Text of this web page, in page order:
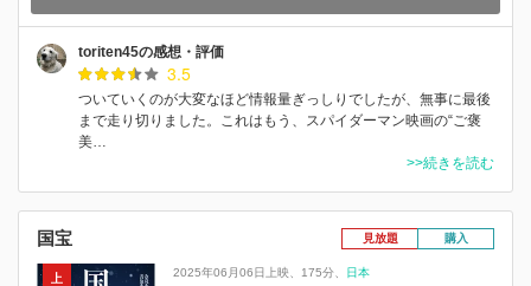
toriten45の感想・評価
3.5
ついていくのが大変なほど情報量ぎっしりでしたが、無事に最後
まで走り切りました。これはもう、スパイダーマン映画の“ご褒
美…
>>続きを読む
国宝 見放題 購入
2025年06月06日上映 175分
日本